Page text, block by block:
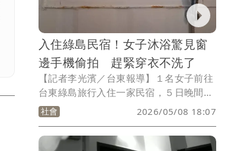
入住綠島民宿！女子沐浴驚見窗
邊手機偷拍 趕緊穿衣不洗了
【記者李光濱／台東報導】１名女子前往
台東綠島旅行入住一家民宿，５日晚間22
時許在浴室洗澡時，突然驚見百葉窗出現
一支米白色手機疑似偷拍，女子驚嚇穿衣
後不敢洗澡並在社群平台訴說遭遇。台東
社會 2026/05/08 18:07